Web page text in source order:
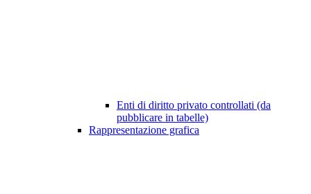
Enti di diritto privato controllati (da
pubblicare in tabelle)
Rappresentazione grafica